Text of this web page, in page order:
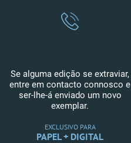
Se alguma edição se extraviar,
entre em contacto connosco e
ser-lhe-á enviado um novo
exemplar.
EXCLUSIVO PARA
PAPEL + DIGITAL